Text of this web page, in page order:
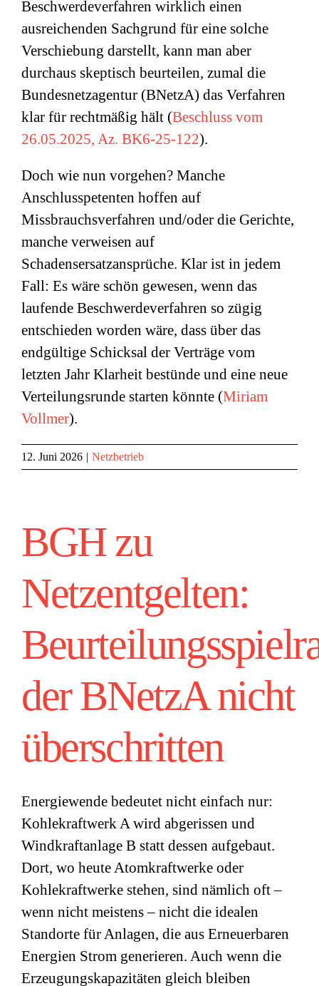
Beschwerdeverfahren wirklich einen
ausreichenden Sachgrund für eine solche
Verschiebung darstellt, kann man aber
durchaus skeptisch beurteilen, zumal die
Bundesnetzagentur (BNetzA) das Verfahren
klar für rechtmäßig hält (Beschluss vom
26.05.2025, Az. BK6-25-122).
Doch wie nun vorgehen? Manche
Anschlusspetenten hoffen auf
Missbrauchsverfahren und/oder die Gerichte,
manche verweisen auf
Schadensersatzansprüche. Klar ist in jedem
Fall: Es wäre schön gewesen, wenn das
laufende Beschwerdeverfahren so zügig
entschieden worden wäre, dass über das
endgültige Schicksal der Verträge vom
letzten Jahr Klarheit bestünde und eine neue
Verteilungsrunde starten könnte (Miriam
Vollmer).
12. Juni 2026 | Netzbetrieb
BGH zu
Netzentgelten:
der BNetzA nicht
überschritten
Energiewende bedeutet nicht einfach nur:
Kohlekraftwerk A wird abgerissen und
Windkraftanlage B statt dessen aufgebaut.
Dort, wo heute Atomkraftwerke oder
Kohlekraftwerke stehen, sind nämlich oft –
wenn nicht meistens – nicht die idealen
Standorte für Anlagen, die aus Erneuerbaren
Energien Strom generieren. Auch wenn die
Erzeugungskapazitäten gleich bleiben